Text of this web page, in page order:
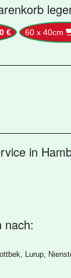
€ 60 x 40cm
in
nach:
Lurup,